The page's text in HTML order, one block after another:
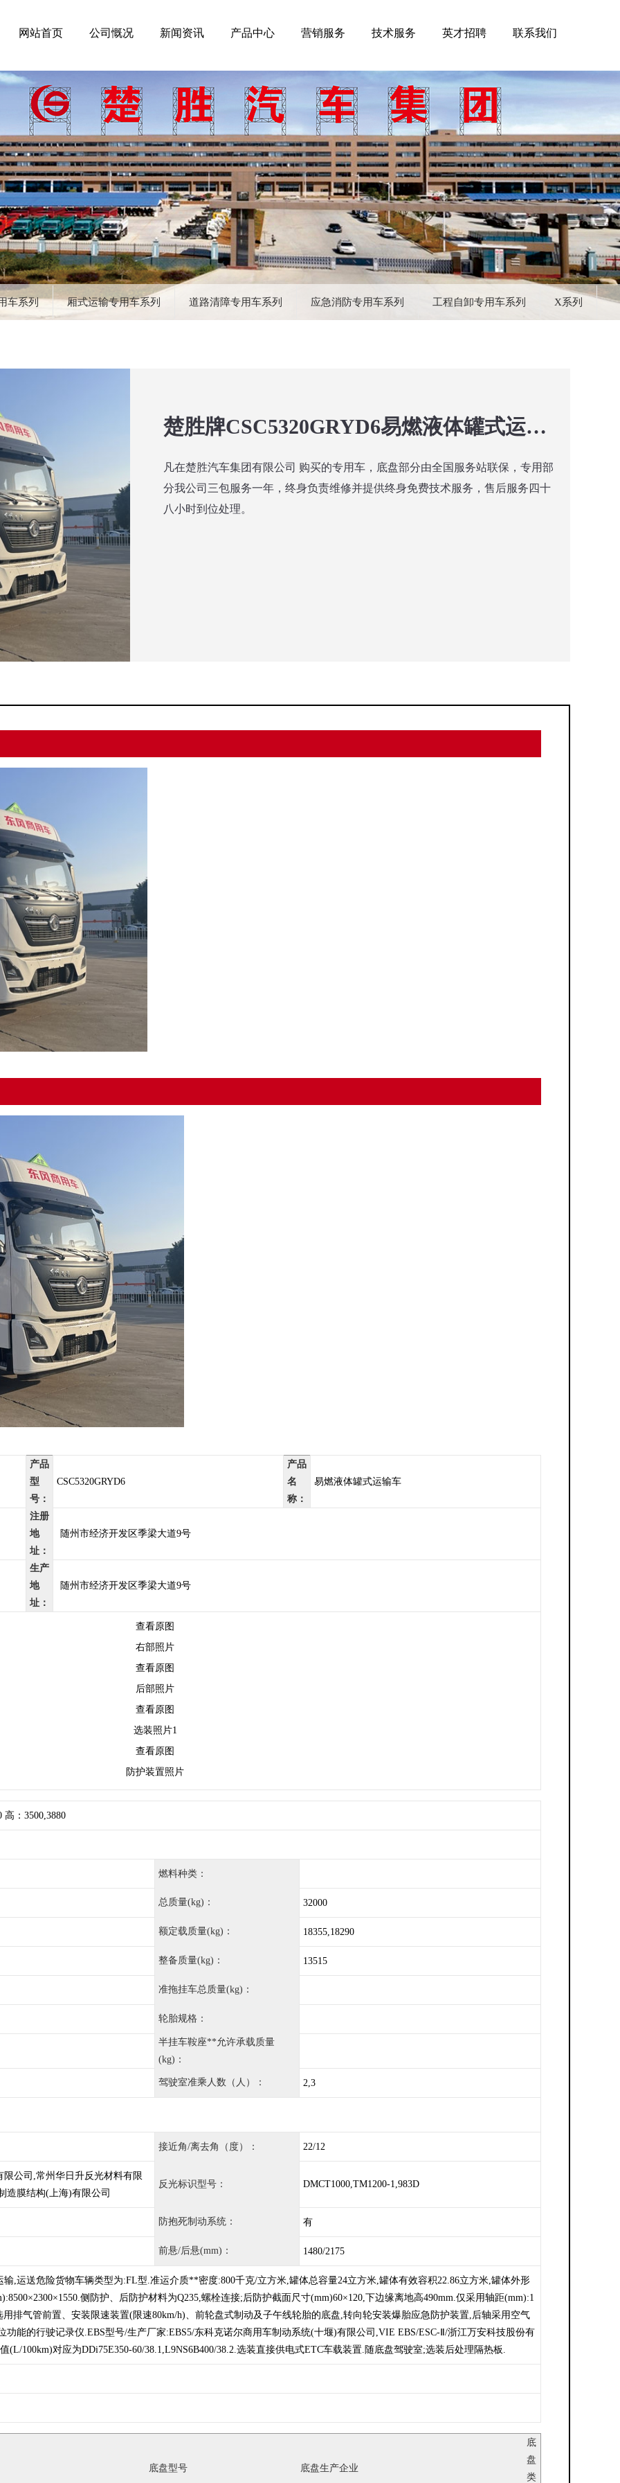
网站首页 公司慨况 新闻资讯 产品中心 营销服务 技术服务 英才招聘 联系我们
车系列 厢式运输专用车系列 道路清障专用车系列 应急消防专用车系列 工程自卸专用车系列 X系列
楚胜牌CSC5320GRYD6易燃液体罐式运输车
凡在楚胜汽车集团有限公司 购买的专用车，底盘部分由全国服务站联保，专用部
分我公司三包服务一年，终身负责维修并提供终身免费技术服务，售后服务四十
八小时到位处理。
产品
型
号：
CSC5320GRYD6
产品
名
称：
易燃液体罐式运输车
注册
地
址：
随州市经济开发区季梁大道9号
生产
地
址：
随州市经济开发区季梁大道9号
查看原图
右部照片
查看原图
后部照片
查看原图
选装照片1
查看原图
防护装置照片
高：3500,3880
燃料种类：
总质量(kg)： 32000
额定载质量(kg)： 18355,18290
整备质量(kg)： 13515
准拖挂车总质量(kg)：
轮胎规格：
半挂车鞍座**允许承载质量
(kg)：
驾驶室准乘人数（人）： 2,3
接近角/离去角（度）： 22/12
限公司,常州华日升反光材料有限
造膜结构(上海)有限公司
反光标识型号： DMCT1000,TM1200-1,983D
防抱死制动系统： 有
前悬/后悬(mm)： 1480/2175
输,运送危险货物车辆类型为:FL型.准运介质**密度:800千克/立方米,罐体总容量24立方米,罐体有效容积22.86立方米,罐体外形
侧防护、后防护材料为Q235,螺栓连接;后防护截面尺寸(mm)60×120,下边缘离地高490mm.仅采用轴距(mm):1
用排气管前置、安装限速装置(限速80km/h)、前轮盘式制动及子午线轮胎的底盘,转向轮安装爆胎应急防护装置,后轴采用空气
功能的行驶记录仪.EBS型号/生产厂家:EBS5/东科克诺尔商用车制动系统(十堰)有限公司,VIE EBS/ESC-Ⅱ/浙江万安科技股份有
(L/100km)对应为DDi75E350-60/38.1,L9NS6B400/38.2.选装直接供电式ETC车载装置.随底盘驾驶室;选装后处理隔热板.
底盘型号 底盘生产企业
底
盘
类